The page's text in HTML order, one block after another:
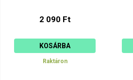
2 090 Ft
KOSÁRBA
Raktáron